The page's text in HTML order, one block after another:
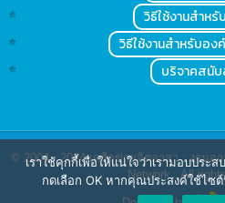
วิธีใช้งานสำห
วิธีใช้งานสำหรับอง
บริจาคสนั
© 2004 - 2024เครือข่ายจิตอาสา : งานอ
Network . All
เราใช้คุกกี้เพื่อให้แน่ใจว่าเรามอบปร
กดเลือก OK หากคุณประสงค์ใช้ไซ